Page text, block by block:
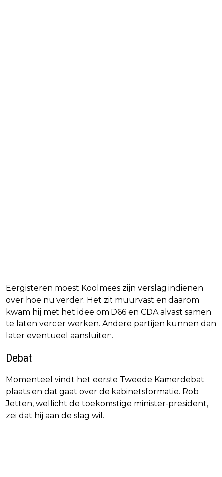
Eergisteren moest Koolmees zijn verslag indienen
over hoe nu verder. Het zit muurvast en daarom
kwam hij met het idee om D66 en CDA alvast samen
te laten verder werken. Andere partijen kunnen dan
later eventueel aansluiten.
Debat
Momenteel vindt het eerste Tweede Kamerdebat
plaats en dat gaat over de kabinetsformatie. Rob
Jetten, wellicht de toekomstige minister-president,
zei dat hij aan de slag wil.